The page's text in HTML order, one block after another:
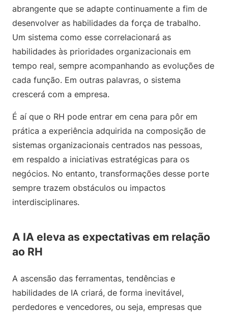
abrangente que se adapte continuamente a fim de
desenvolver as habilidades da força de trabalho.
Um sistema como esse correlacionará as
habilidades às prioridades organizacionais em
tempo real, sempre acompanhando as evoluções de
cada função. Em outras palavras, o sistema
crescerá com a empresa.
É aí que o RH pode entrar em cena para pôr em
prática a experiência adquirida na composição de
sistemas organizacionais centrados nas pessoas,
em respaldo a iniciativas estratégicas para os
negócios. No entanto, transformações desse porte
sempre trazem obstáculos ou impactos
interdisciplinares.
A IA eleva as expectativas em relação
ao RH
A ascensão das ferramentas, tendências e
habilidades de IA criará, de forma inevitável,
perdedores e vencedores, ou seja, empresas que